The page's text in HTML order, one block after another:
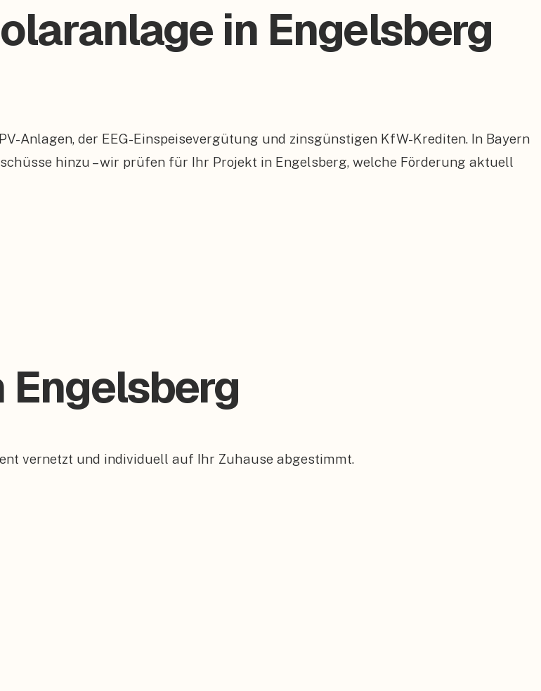
in Engelsberg
Anlagen, der EEG-Einspeisevergütung und zinsgünstigen KfW-Krediten. In Bayern
hinzu – wir prüfen für Ihr Projekt in Engelsberg, welche Förderung aktuell
Engelsberg
vernetzt und individuell auf Ihr Zuhause abgestimmt.